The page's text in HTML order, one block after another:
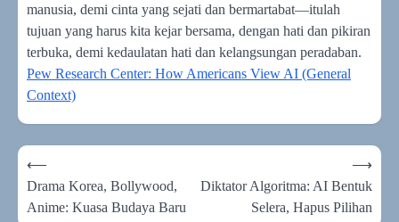
manusia, demi cinta yang sejati dan bermartabat—itulah
tujuan yang harus kita kejar bersama, dengan hati dan pikiran
terbuka, demi kedaulatan hati dan kelangsungan peradaban.
Pew Research Center: How Americans View AI (General
Context)
Navigasi
pos
⟵
Drama Korea, Bollywood,
Anime: Kuasa Budaya Baru
Diktator Algoritma: AI Bentuk
Selera, Hapus Pilihan
⟶